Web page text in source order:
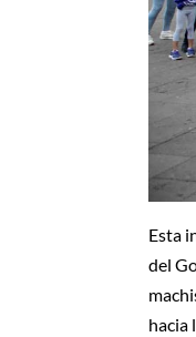
Esta
del
hacia